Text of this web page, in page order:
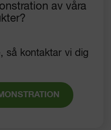
av våra
så kontaktar vi dig